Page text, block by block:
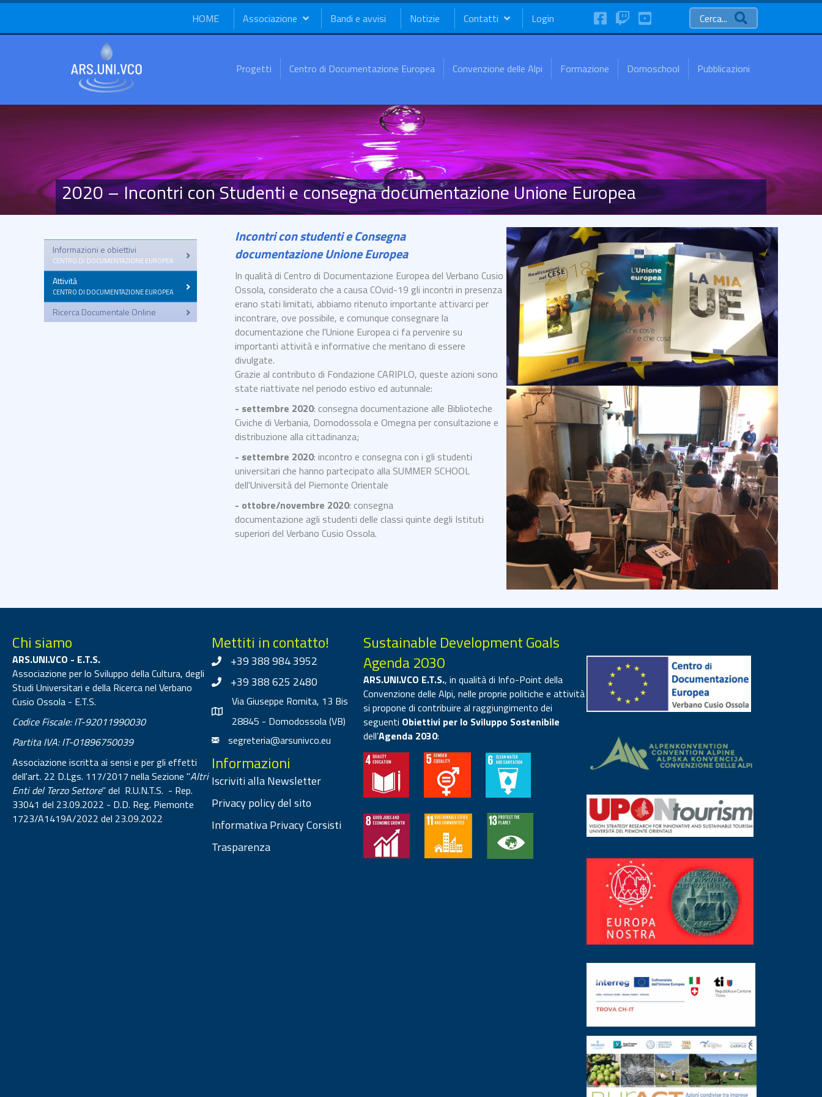
HOME Associazione Bandi e avvisi Notizie Contatti Login FaceBookTwitchYouTube Cerca...
Progetti Centro di Documentazione Europea Convenzione delle Alpi Formazione Domoschool Pubblicazioni
2020 – Incontri con Studenti e consegna documentazione Unione Europea
Informazioni e obiettivi
CENTRO DI DOCUMENTAZIONE EUROPEA
Attività
CENTRO DI DOCUMENTAZIONE EUROPEA
Ricerca Documentale Online
Incontri con studenti e Consegna
documentazione Unione Europea
In qualità di Centro di Documentazione Europea del Verbano Cusio
Ossola, considerato che a causa COvid-19 gli incontri in presenza
erano stati limitati, abbiamo ritenuto importante attivarci per
incontrare, ove possibile, e comunque consegnare la
documentazione che l'Unione Europea ci fa pervenire su
importanti attività e informative che meritano di essere
divulgate.
Grazie al contributo di Fondazione CARIPLO, queste azioni sono
state riattivate nel periodo estivo ed autunnale:
- settembre 2020: consegna documentazione alle Biblioteche
Civiche di Verbania, Domodossola e Omegna per consultazione e
distribuzione alla cittadinanza;
- settembre 2020: incontro e consegna con i gli studenti
universitari che hanno partecipato alla SUMMER SCHOOL
dell'Università del Piemonte Orientale
- ottobre/novembre 2020: consegna
documentazione agli studenti delle classi quinte degli Istituti
superiori del Verbano Cusio Ossola.
Chi siamo
ARS.UNI.VCO - E.T.S.
Associazione per lo Sviluppo della Cultura, degli
Studi Universitari e della Ricerca nel Verbano
Cusio Ossola - E.T.S.
Codice Fiscale: IT-92011990030
Partita IVA: IT-01896750039
Associazione iscritta ai sensi e per gli effetti
dell'art. 22 D.Lgs. 117/2017 nella Sezione "Altri
Enti del Terzo Settore" del R.U.N.T.S. - Rep.
33041 del 23.09.2022 - D.D. Reg. Piemonte
1723/A1419A/2022 del 23.09.2022
Mettiti in contatto!
+39 388 984 3952
+39 388 625 2480
Via Giuseppe Romita, 13 Bis
28845 - Domodossola (VB)
segreteria@arsunivco.eu
Informazioni
Iscriviti alla Newsletter
Privacy policy del sito
Informativa Privacy Corsisti
Trasparenza
Sustainable Development Goals
Agenda 2030
ARS.UNI.VCO E.T.S., in qualità di Info-Point della
Convenzione delle Alpi, nelle proprie politiche e attività
si propone di contribuire al raggiungimento dei
seguenti Obiettivi per lo Sviluppo Sostenibile
dell’Agenda 2030: